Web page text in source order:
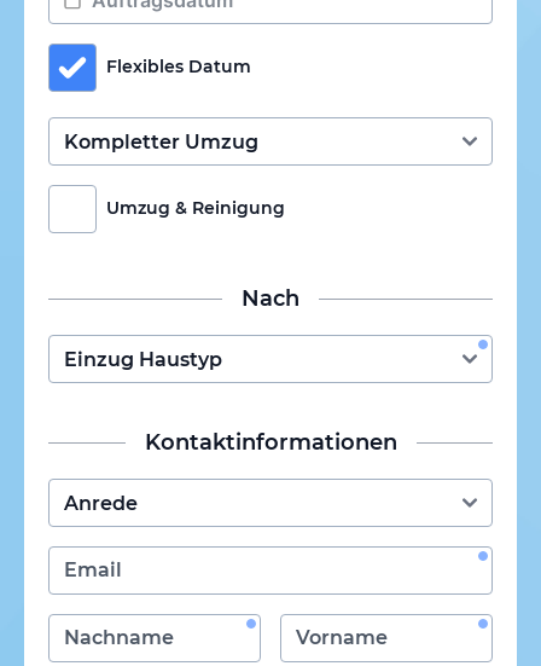
Flexibles Datum
Umzug & Reinigung
Nach
Kontaktinformationen